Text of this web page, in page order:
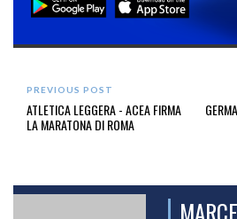
PREVIOUS POST
ATLETICA LEGGERA - ACEA FIRMA
LA MARATONA DI ROMA